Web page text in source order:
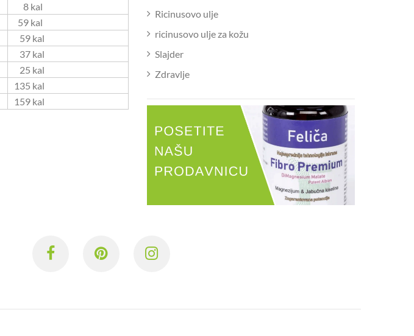
8 kal
59 kal
59 kal
37 kal
25 kal
135 kal
159 kal
Ricinusovo ulje
ricinusovo ulje za kožu
Slajder
Zdravlje